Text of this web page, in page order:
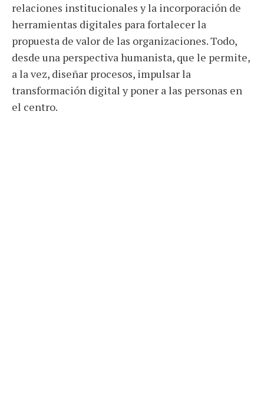
relaciones institucionales y la incorporación de
herramientas digitales para fortalecer la
propuesta de valor de las organizaciones. Todo,
desde una perspectiva humanista, que le permite,
a la vez, diseñar procesos, impulsar la
transformación digital y poner a las personas en
el centro.